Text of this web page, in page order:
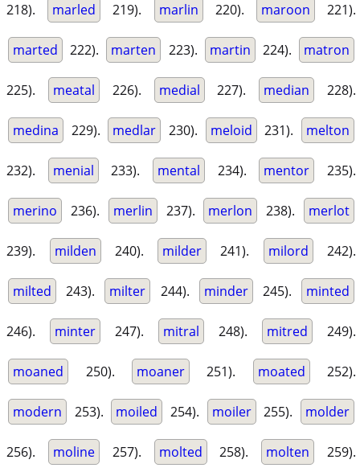
218). marled 219). marlin 220). maroon 221).
marted 222). marten 223). martin 224). matron
225). meatal 226). medial 227). median 228).
medina 229). medlar 230). meloid 231). melton
232). menial 233). mental 234). mentor 235).
merino 236). merlin 237). merlon 238). merlot
239). milden 240). milder 241). milord 242).
milted 243). milter 244). minder 245). minted
246). minter 247). mitral 248). mitred 249).
moaned 250). moaner 251). moated 252).
modern 253). moiled 254). moiler 255). molder
256). moline 257). molted 258). molten 259).